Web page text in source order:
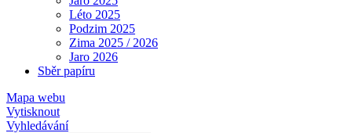
Léto 2025
Podzim 2025
Zima 2025 / 2026
Jaro 2026
Sběr papíru
Mapa webu
Vytisknout
Vyhledávání